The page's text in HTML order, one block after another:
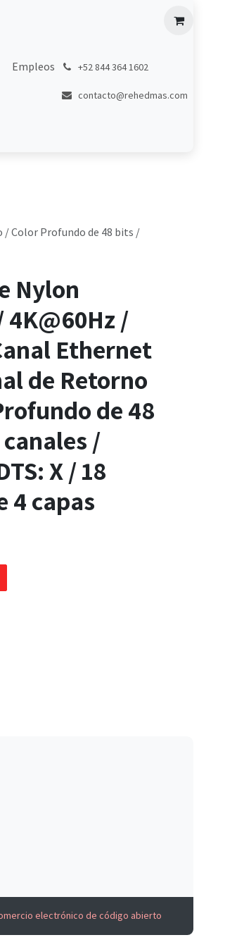
Empleos +52 844 364 1602
contacto@rehedmas.com
/ Color Profundo de 48 bits /
Nylon
4K@60Hz /
Ethernet
de Retorno
de 48
/
X / 18
4 capas
electrónico de código abierto